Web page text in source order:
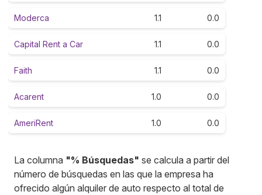
Moderca 1.1 0.0
Capital Rent a Car 1.1 0.0
Faith 1.1 0.0
Acarent 1.0 0.0
AmeriRent 1.0 0.0
La columna "% Búsquedas" se calcula a partir del
número de búsquedas en las que la empresa ha
ofrecido algún alquiler de auto respecto al total de